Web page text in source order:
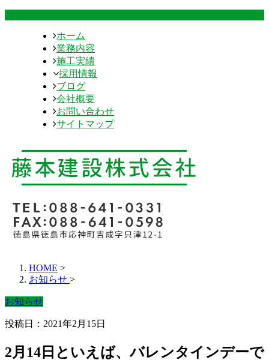
ホーム
業務内容
施工実績
採用情報
ブログ
会社概要
お問い合わせ
サイトマップ
HOME >
お知らせ >
お知らせ
投稿日：2021年2月15日
2月14日といえば、バレンタインデーで